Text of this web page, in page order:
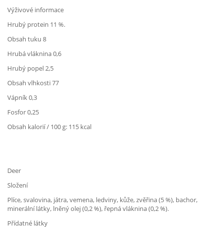
Výživové informace
Hrubý protein 11 %.
Obsah tuku 8
Hrubá vláknina 0,6
Hrubý popel 2,5
Obsah vlhkosti 77
Vápník 0,3
Fosfor 0,25
Obsah kalorií / 100 g: 115 kcal
Deer
Složení
Plíce, svalovina, játra, vemena, ledviny, kůže, zvěřina (5 %), bachor,
minerální látky, lněný olej (0,2 %), řepná vláknina (0,2 %).
Přídatné látky